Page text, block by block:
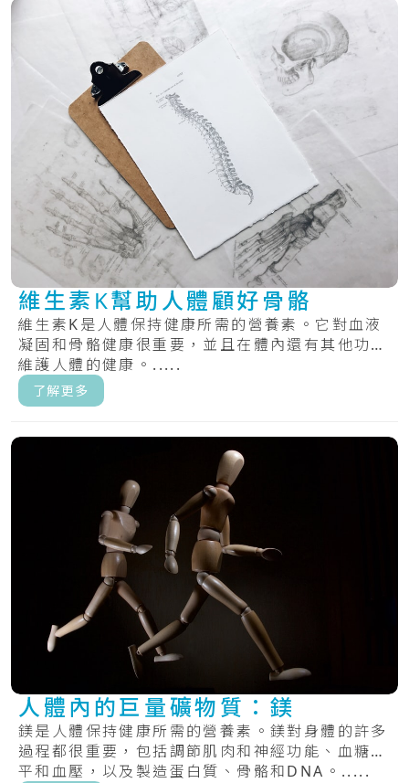
維生素K幫助人體顧好骨骼
維生素K是人體保持健康所需的營養素。它對血液
凝固和骨骼健康很重要，並且在體內還有其他功能
維護人體的健康。.....
了解更多
人體內的巨量礦物質：鎂
鎂是人體保持健康所需的營養素。鎂對身體的許多
過程都很重要，包括調節肌肉和神經功能、血糖水
平和血壓，以及製造蛋白質、骨骼和DNA。.....